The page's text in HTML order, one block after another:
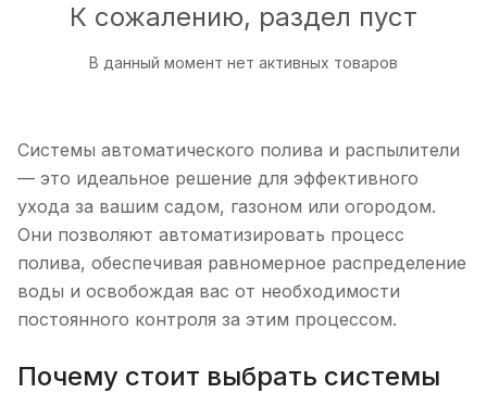
К сожалению, раздел пуст
В данный момент нет активных товаров
Системы автоматического полива и распылители
— это идеальное решение для эффективного
ухода за вашим садом, газоном или огородом.
Они позволяют автоматизировать процесс
полива, обеспечивая равномерное распределение
воды и освобождая вас от необходимости
постоянного контроля за этим процессом.
Почему стоит выбрать системы